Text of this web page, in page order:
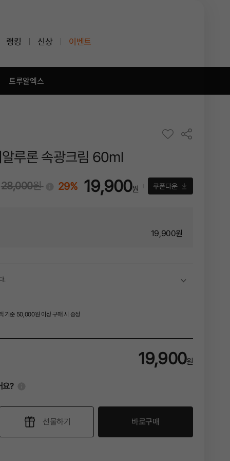
랭킹 신상 이벤트
트루알엑스
루론 속광크림 60ml
28,000원 29% 19,900원 쿠폰다운
19,900원
.
기준 50,000원 이상 구매 시 증정
19,900원
요?
선물하기 바로구매